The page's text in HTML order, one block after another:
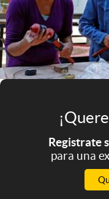
Mundial 2026
Eventos Corporativos
El Cronista Studio
Mediakit
Argentina
Registrate
para una